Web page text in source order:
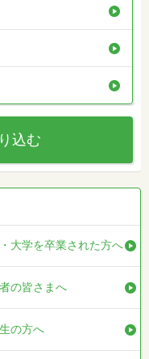
込む
大学を卒業された方へ
の皆さまへ
の方へ